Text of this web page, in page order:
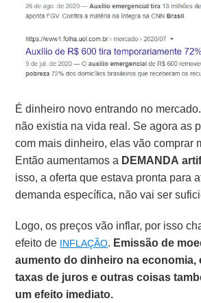
É dinheiro novo entrando no
não existia na vida real. Se agora as
com mais dinheiro, elas vão comprar
Então aumentamos a DEMANDA
isso, a oferta que estava pronta para
demanda específica, não vai ser
Logo, os preços vão inflar, por isso
efeito de INFLAÇÃO. Emissão de
aumento do dinheiro na economia,
taxas de juros e outras coisas
um efeito imediato.